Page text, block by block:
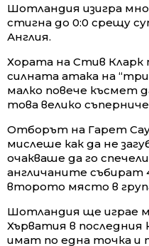
Шотландия изигра
стигна до 0:0 срещу
Англия.
Хората на Стив Кларк
силната атака на
малко повече късмет
това велико
Отборът на Гарет
мислеше как да не
очакваше да го
англичаните
второто място в
Шотландия ще играе
Хърватия в
имат по една точка и